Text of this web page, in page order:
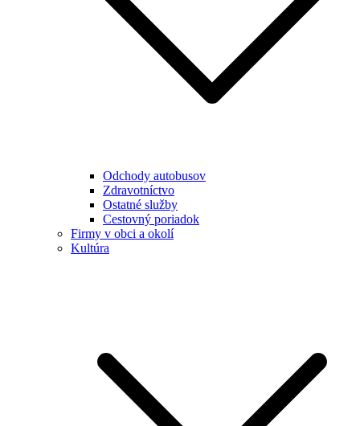
Odchody autobusov
Zdravotníctvo
Ostatné služby
Cestovný poriadok
Firmy v obci a okolí
Kultúra